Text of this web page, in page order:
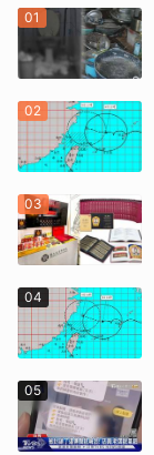
01
02
03
04
05